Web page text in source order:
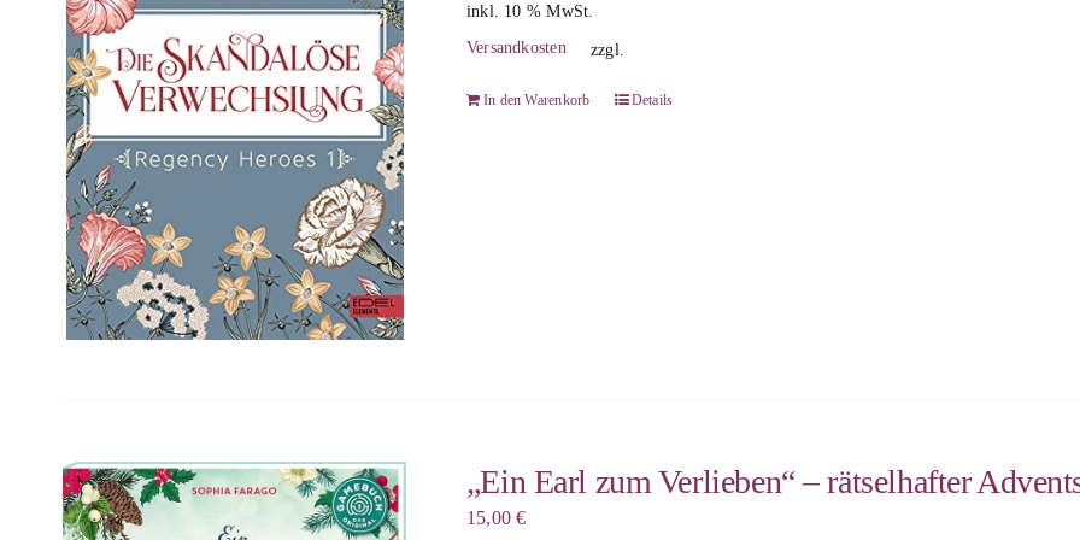
inkl. 10 % MwSt.
zzgl.
Versandkosten
In den Warenkorb Details
„Ein Earl zum Verlieben“ – rätselhafter
15,00€